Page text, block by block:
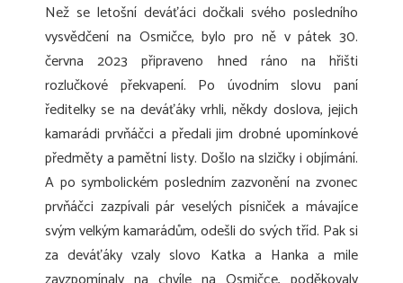
Než se letošní deváťáci dočkali svého posledního
vysvědčení na Osmičce, bylo pro ně v pátek 30.
června 2023 připraveno hned ráno na hřišti
rozlučkové překvapení. Po úvodním slovu paní
ředitelky se na deváťáky vrhli, někdy doslova, jejich
kamarádi prvňáčci a předali jim drobné upomínkové
předměty a pamětní listy. Došlo na slzičky i objímání.
A po symbolickém posledním zazvonění na zvonec
prvňáčci zazpívali pár veselých písniček a mávajíce
svým velkým kamarádům, odešli do svých tříd. Pak si
za deváťáky vzaly slovo Katka a Hanka a mile